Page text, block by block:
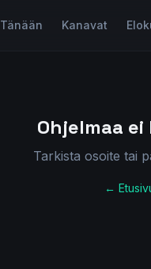
Tänään Kanavat
Ohjelmaa
Tarkista osoite tai
←